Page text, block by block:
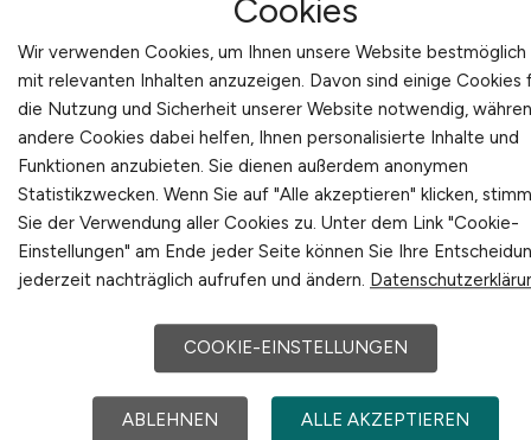
Mainz
Ingenieurin / Ingenieur mit
Master - Beamten-Ausbildung
(m/w/d)
Cookies
Wir verwenden Cookies, um Ihnen unsere Website bestmöglich
mit relevanten Inhalten anzuzeigen. Davon sind einige Cookies
die Nutzung und Sicherheit unserer Website notwendig,
andere Cookies dabei helfen, Ihnen personalisierte Inhalte und
Funktionen anzubieten. Sie dienen außerdem anonymen
Statistikzwecken. Wenn Sie auf "Alle akzeptieren" klicken,
Sie der Verwendung aller Cookies zu. Unter dem Link "Cookie-
Einstellungen" am Ende jeder Seite können Sie Ihre
jederzeit nachträglich aufrufen und ändern.
COOKIE-EINSTELLUNGEN
ABLEHNEN ALLE AKZEPTIEREN